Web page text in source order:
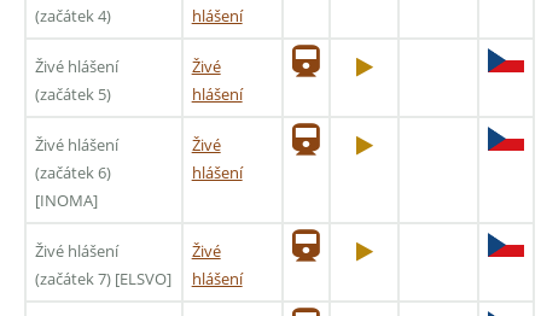
(začátek 4)
hlášení
Živé hlášení
(začátek 5)
Živé
hlášení
Živé hlášení
(začátek 6)
[INOMA]
Živé
hlášení
Živé hlášení
(začátek 7) [ELSVO]
Živé
hlášení